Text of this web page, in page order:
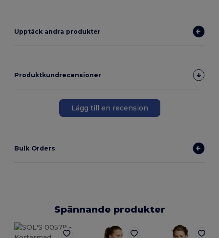
Upptäck andra produkter
Produktkundrecensioner
Lägg till en recension
Bulk Orders
Spännande produkter